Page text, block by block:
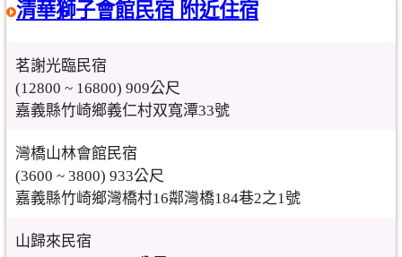
清華獅子會館民宿 附近住宿
茗謝光臨民宿
(12800 ~ 16800) 909公尺
嘉義縣竹崎鄉義仁村双寬潭33號
灣橋山林會館民宿
(3600 ~ 3800) 933公尺
嘉義縣竹崎鄉灣橋村16鄰灣橋184巷2之1號
山歸來民宿